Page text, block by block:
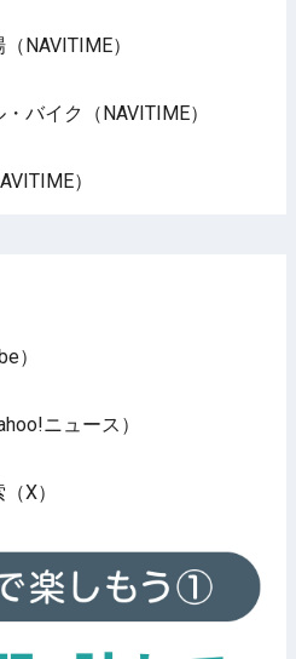
NAVITIME）
バイク（NAVITIME）
）
）
ニュース）
X）